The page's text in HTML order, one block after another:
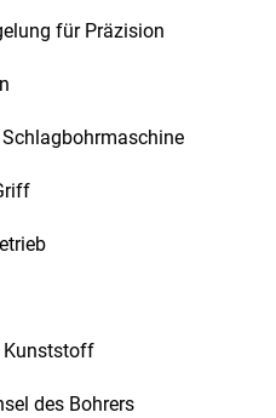
für Präzision
Kunststoff
des Bohrers